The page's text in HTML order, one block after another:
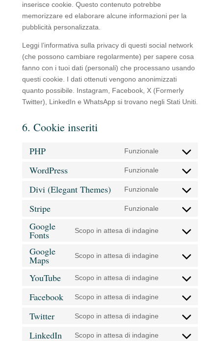
inserisce cookie. Questo contenuto potrebbe
memorizzare ed elaborare alcune informazioni per la
pubblicità personalizzata.
Leggi l’informativa sulla privacy di questi social network
(che possono cambiare regolarmente) per sapere cosa
fanno con i tuoi dati (personali) che processano usando
questi cookie. I dati ottenuti vengono anonimizzati
quanto possibile. Instagram, Facebook, X (Formerly
Twitter), LinkedIn e WhatsApp si trovano negli Stati Uniti.
6. Cookie inseriti
PHP Funzionale
Consent
WordPress Funzionale
Consent
wordpress
Divi (Elegant Themes) Funzionale
Consent
Stripe Funzionale
Consent
service
Google
Fonts Scopo in attesa di indagine
Consent
service
Google
Maps Scopo in attesa di indagine
Consent
service
google-
YouTube Scopo in attesa di indagine
Consent
youtube
Facebook Scopo in attesa di indagine
Consent
facebook
Twitter Scopo in attesa di indagine
Consent
LinkedIn Scopo in attesa di indagine